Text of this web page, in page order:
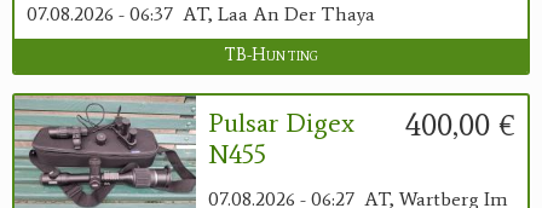
07.08.2026 - 06:37 AT, Laa An Der Thaya
TB-Hunting
400,00 €
Pulsar Digex
N455
07.08.2026 - 06:27 AT, Wartberg Im